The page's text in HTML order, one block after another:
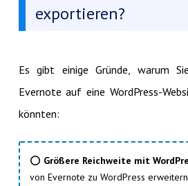
exportieren?
Es gibt einige Gründe, warum
Evernote auf eine WordPress-
könnten:
⭕ Größere Reichweite mit
von Evernote zu WordPress